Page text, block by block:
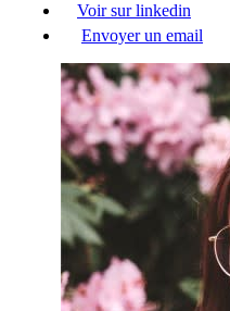
Voir sur linkedin
Envoyer un email